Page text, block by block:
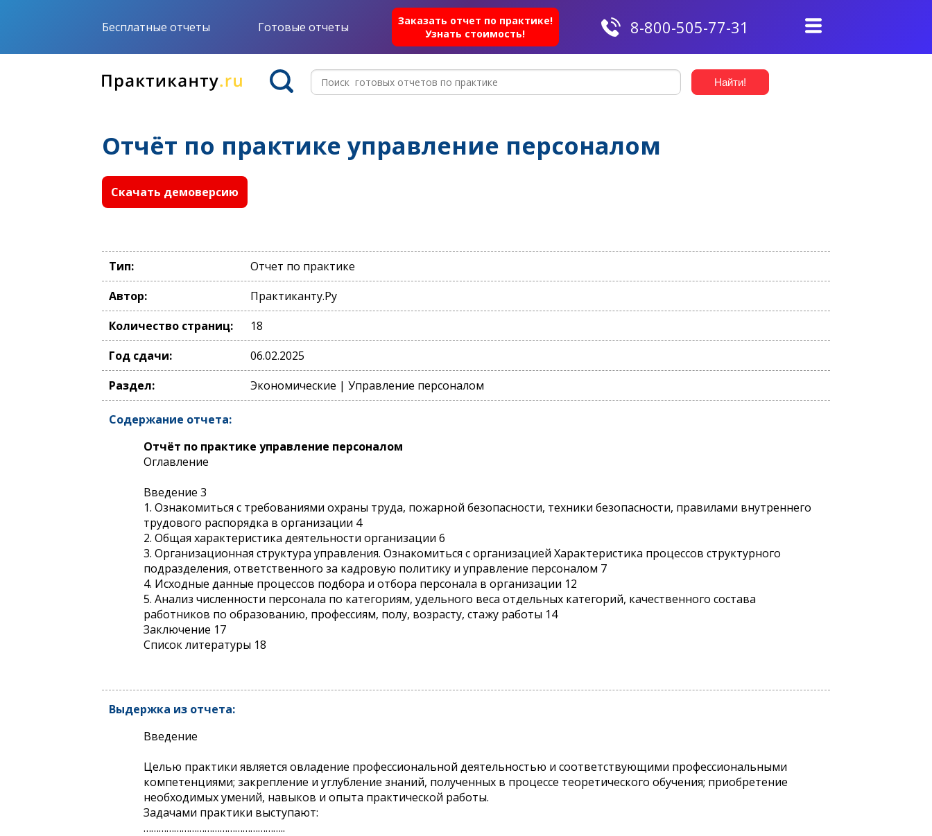
Бесплатные отчеты Готовые отчеты
Заказать отчет по практике!
Узнать стоимость!
8-800-505-77-31
Отчёт по практике управление персоналом
Скачать демоверсию
Тип:
Отчет по практике
Автор:
Практиканту.Ру
Количество страниц:
18
Год сдачи:
06.02.2025
Раздел:
Экономические | Управление персоналом
Содержание отчета:
Отчёт по практике управление персоналом
Оглавление
Введение 3
1. Ознакомиться с требованиями охраны труда, пожарной безопасности, техники безопасности, правилами внутреннего
трудового распорядка в организации 4
2. Общая характеристика деятельности организации 6
3. Организационная структура управления. Ознакомиться с организацией Характеристика процессов структурного
подразделения, ответственного за кадровую политику и управление персоналом 7
4. Исходные данные процессов подбора и отбора персонала в организации 12
5. Анализ численности персонала по категориям, удельного веса отдельных категорий, качественного состава
работников по образованию, профессиям, полу, возрасту, стажу работы 14
Заключение 17
Список литературы 18
Выдержка из отчета:
Введение
Целью практики является овладение профессиональной деятельностью и соответствующими профессиональными
компетенциями; закрепление и углубление знаний, полученных в процессе теоретического обучения; приобретение
необходимых умений, навыков и опыта практической работы.
Задачами практики выступают:
………………………………………………..